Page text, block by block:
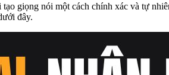
giọng nói một cách chính xác và tự
đây.